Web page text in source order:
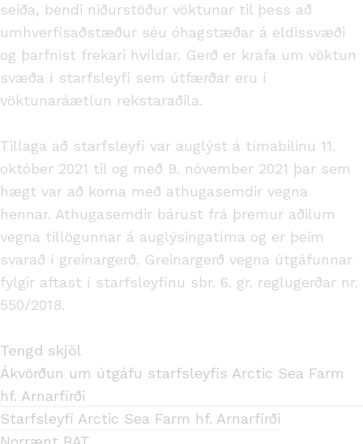
seiða, bendi niðurstöður vöktunar til þess að
umhverfisaðstæður séu óhagstæðar á eldissvæði
og þarfnist frekari hvíldar. Gerð er krafa um vöktun
svæða í starfsleyfi sem útfærðar eru í
vöktunaráætlun rekstaraðila.
Tillaga að starfsleyfi var auglýst á tímabilinu 11.
október 2021 til og með 9. nóvember 2021 þar sem
hægt var að koma með athugasemdir vegna
hennar. Athugasemdir bárust frá þremur aðilum
vegna tillögunnar á auglýsingatíma og er þeim
svarað í greinargerð. Greinargerð vegna útgáfunnar
fylgir aftast í starfsleyfinu sbr. 6. gr. reglugerðar nr.
550/2018.
Tengd skjöl
Ákvörðun um útgáfu starfsleyfis Arctic Sea Farm
hf. Arnarfirði
Starfsleyfi Arctic Sea Farm hf. Arnarfirði